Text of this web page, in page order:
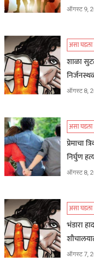
ऑगस्ट 9,
असा घडला
शाळा
ऑगस्ट 8,
असा घडला
प्रेमाचा
निर्घुण
ऑगस्ट 8,
असा घडला
भंडारा
ऑगस्ट 7,